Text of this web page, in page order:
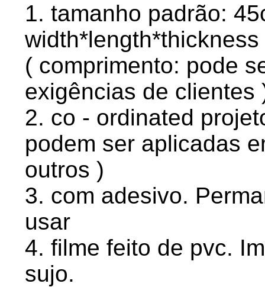
1. tamanho padrão:
width*length*thickness
( comprimento: pode
exigências de clientes
2. co - ordinated
podem ser aplicadas
outros )
3. com adesivo.
usar
4. filme feito de pvc.
sujo.